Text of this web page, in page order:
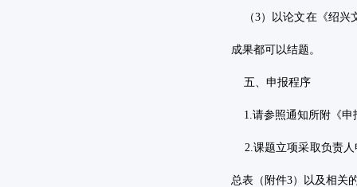
（3）以论文在《绍兴
成果都可以结题。
五、申报程序
1.请参照通知所附《
2.课题立项采取负责
总表（附件3）以及相关